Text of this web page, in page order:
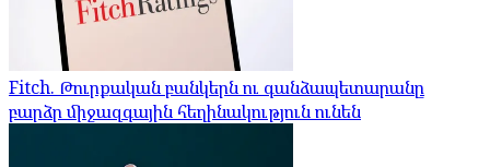
Fitch. Թուրքական բանկերն ու գանձապետարանը
բարձր միջազգային հեղինակություն ունեն